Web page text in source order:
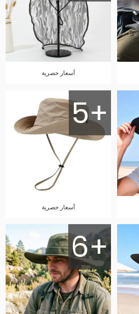
أسعار حصرية
5+
أسعار حصرية
6+